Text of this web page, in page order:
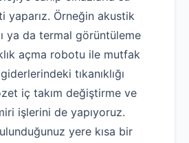
yaparız. Örneğin akustik
ya da termal görüntüleme
açma robotu ile mutfak
tıkanıklığı
iç takım değiştirme ve
işlerini de yapıyoruz.
yere kısa bir